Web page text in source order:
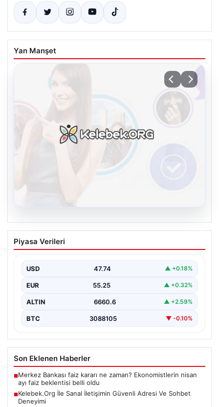
Yan Manşet
Kelebek.Org İle Sanal İletişimin Güvenli
Adresi Ve Sohbet Deneyimi
kurması kritik bir değer ifade etmektedir. Halen…
Piyasa Verileri
USD 47.74 ▲ +0.18%
EUR 55.25 ▲ +0.32%
ALTIN 6660.6 ▲ +2.59%
BTC 3088105 ▼ -0.10%
Son Eklenen Haberler
■Merkez Bankası faiz kararı ne zaman? Ekonomistlerin nisan
ayı faiz beklentisi belli oldu
■Kelebek.Org İle Sanal İletişimin Güvenli Adresi Ve Sohbet
Deneyimi